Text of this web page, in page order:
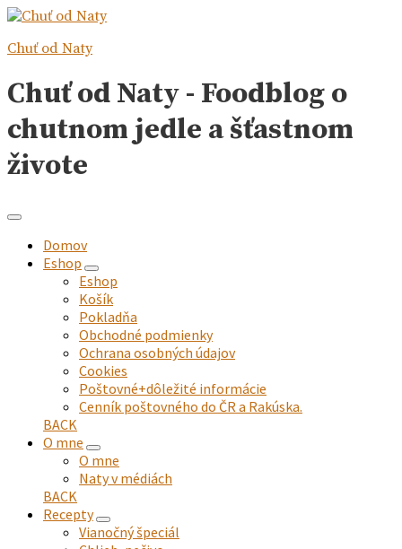
Chuť od Naty
Chuť od Naty - Foodblog o
chutnom jedle a šťastnom
živote
Domov
Eshop
expand
child
menu
Eshop
Košík
Pokladňa
Obchodné podmienky
Ochrana osobných údajov
Cookies
Poštovné+dôležité informácie
Cenník poštovného do ČR a Rakúska.
BACK
O mne
expand
child
menu
O mne
Naty v médiách
BACK
Recepty
expand
child
Vianočný špeciál